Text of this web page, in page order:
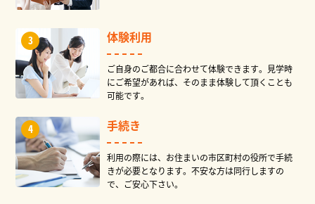
体験利用
ご自身のご都合に合わせて体験できます。見学時
にご希望があれば、そのまま体験して頂くことも
可能です。
手続き
利用の際には、お住まいの市区町村の役所で手続
きが必要となります。不安な方は同行しますの
で、ご安心下さい。